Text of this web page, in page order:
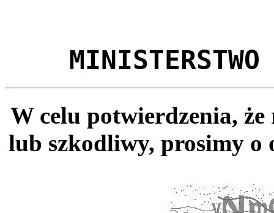
MINISTERSTWO
W celu potwierdzenia,
lub szkodliwy, prosimy o